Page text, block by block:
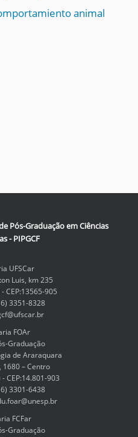
animal
Pós-Graduação em Ciências
- PIPGCF
UFSCar
Luis, km 235
CEP:13565-905
3351-8328
FOAr
Graduação
de Araraquara
1680 – Centro
CEP:14.801-903
3301-6438
FCFar
Graduação